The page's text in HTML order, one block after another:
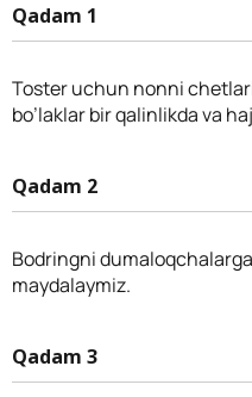
Qadam 1
Toster uchun nonni
bo’laklar bir qalinlikda va
Qadam 2
Bodringni
maydalaymiz.
Qadam 3